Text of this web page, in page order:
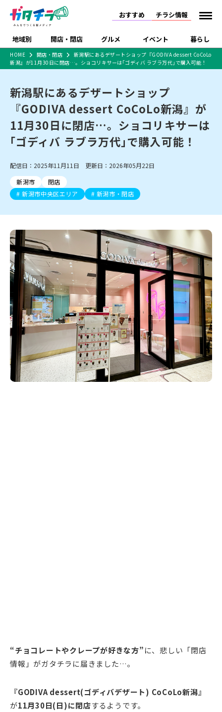
おすすめ チラシ情報
地域別 開店・閉店 グルメ イベント 暮らし
新潟市 下越
中越 上越
村上・関川
新発田・聖籠
胎内・粟島
三条・加茂・田上
五泉・阿賀野・阿賀
燕・弥彦
長岡・見附
小千谷・十日町・津南
魚沼・南魚沼・湯沢
柏崎・刈羽・出雲崎
上越・妙高・糸魚川
開店 閉店
リニューアル・移転 休業 開店まとめ
閉店まとめ
新潟市・開店
新潟市・閉店
長岡市・開店
ラーメン 現地レポート
和食 洋食
パン・ベーカリー
タレカツ・豚カツ
デカ盛り・大盛り
旨辛・激辛
定食・町定食 海鮮・鮨
そば・うどん
日本酒・新潟清酒
ワイン・クラフトビール
ケーキ・パフェ
ビアガーデン・暑気払い
忘新年会・歓送迎会
体験・販売 祭り・伝統行事
趣味・展示会 ライブ・コンサート
にいがた酒の陣・新潟
施設・ショップ
住宅メーカー・工務
店
食品メーカー・県産
品
観光スポット
リラクゼーション・整体
スキー場
病院・クリニック
イオンモール
ラブラ万代・ラブラ2
リバーサイド千秋
パティオPATIO
特売セール インタビュー
特集・まとめ記事
セツコママ 新潟人
キャンペーン
開店まとめ
閉店まとめ 人気記事まとめ
ラーメンまとめ
食品スーパー・コンビ
戸建住宅・マンショ
ショッピングモール・
大型施設
ドラッグストア・ホーム
センター
インテリア・雑貨
外食・テイクアウト
官公庁・自治体
新潟市 チラシ
長岡・見附 チラシ
上越・妙高・糸魚川 チラシ
注目 チラシ
週末セール
火曜セール
オープン・リニューアルセール
周年祭・感謝祭セール
年末・初売りセール
HOME 開店・閉店
新潟駅にあるデザートショップ『GODIVA dessert CoCoLo
新潟』が11月30日に閉店…。ショコリキサーは｢ゴディバ ラブラ万代｣で購入可能！
新潟駅にあるデザートショップ
『GODIVA dessert CoCoLo新潟』が
11月30日に閉店…。ショコリキサーは
｢ゴディバ ラブラ万代｣で購入可能！
配信日：2025年11月11日 更新日：2026年05月22日
新潟市
閉店
新潟市中央区エリア
新潟市・閉店
“チョコレートやクレープが好きな方”に、悲しい「閉店
情報」がガタチラに届きました…。
『GODIVA dessert(ゴディバデザート) CoCoLo新潟』
が11月30日(日)に閉店するようです。